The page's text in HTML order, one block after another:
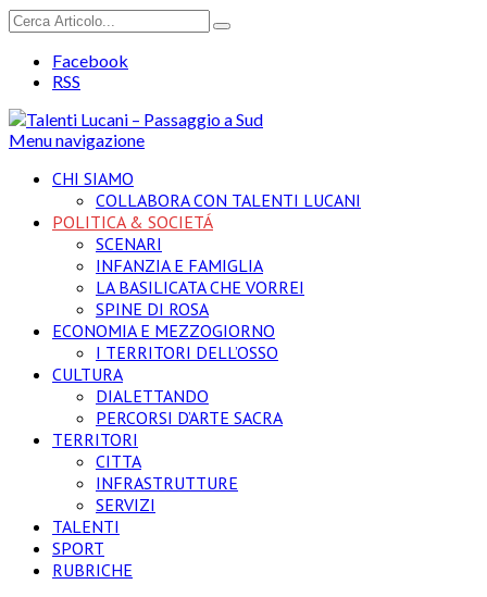
Facebook
RSS
Menu navigazione
CHI SIAMO
COLLABORA CON TALENTI LUCANI
POLITICA & SOCIETÁ
SCENARI
INFANZIA E FAMIGLIA
LA BASILICATA CHE VORREI
SPINE DI ROSA
ECONOMIA E MEZZOGIORNO
I TERRITORI DELL’OSSO
CULTURA
DIALETTANDO
PERCORSI D’ARTE SACRA
TERRITORI
CITTA
INFRASTRUTTURE
SERVIZI
TALENTI
SPORT
RUBRICHE